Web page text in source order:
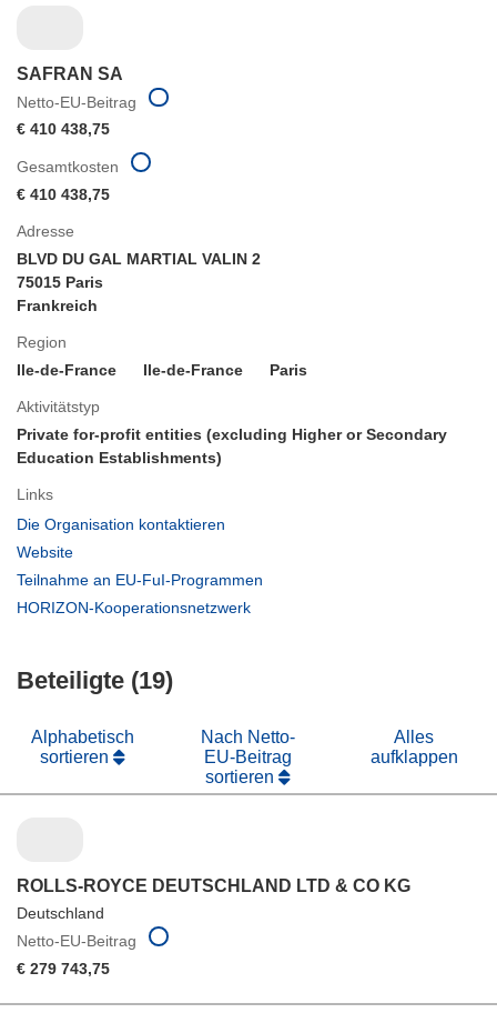
SAFRAN SA
Netto-EU-Beitrag
€ 410 438,75
Adresse
BLVD DU GAL MARTIAL VALIN 2
75015 Paris
Frankreich
Region
Ile-de-France
Ile-de-France Paris
Aktivitätstyp
Private for-profit entities (excluding Higher or Secondary
Education Establishments)
Links
Die Organisation kontaktieren
Website
in
Fenster)
Teilnahme an EU-FuI-Programmen
HORIZON-Kooperationsnetzwerk
Gesamtkosten
€ 410 438,75
Beteiligte (19)
Alphabetisch
sortieren
Nach Netto-
EU-Beitrag
sortieren
Alles
aufklappen
ROLLS-ROYCE DEUTSCHLAND LTD & CO KG
Deutschland
Netto-EU-Beitrag
€ 279 743,75